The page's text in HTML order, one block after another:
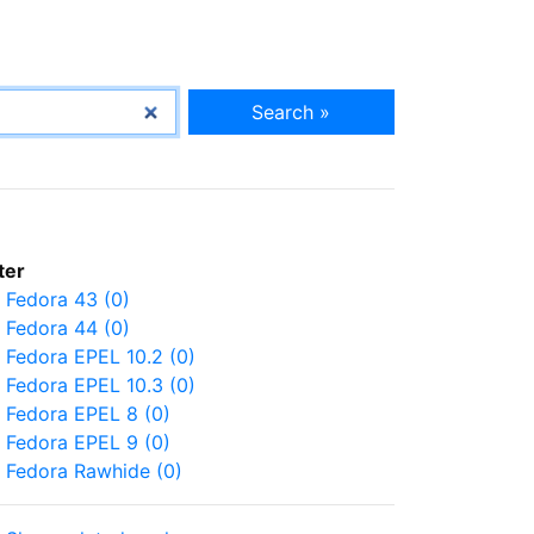
Search »
Fedora 43 (0)
Fedora 44 (0)
Fedora EPEL 10.2 (0)
Fedora EPEL 10.3 (0)
Fedora EPEL 8 (0)
Fedora EPEL 9 (0)
Fedora Rawhide (0)